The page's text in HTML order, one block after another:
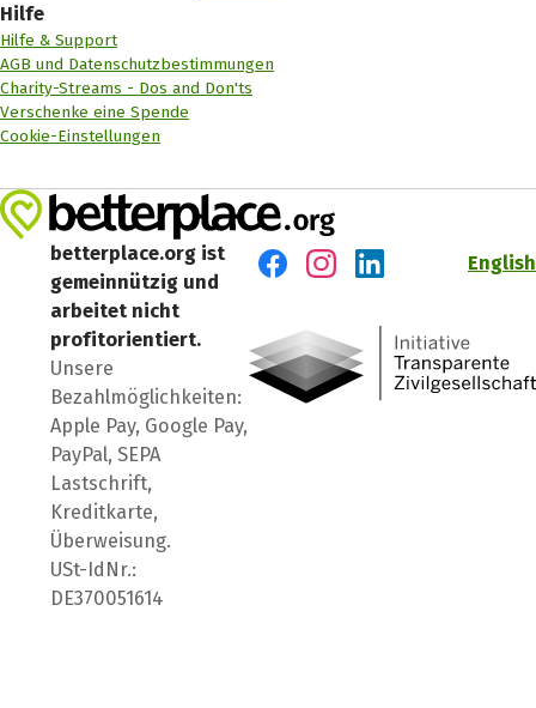
Hilfe
Hilfe & Support
AGB und Datenschutzbestimmungen
Charity-Streams - Dos and Don'ts
Verschenke eine Spende
Cookie-Einstellungen
betterplace.org ist
gemeinnützig und
arbeitet nicht
profitorientiert.
Unsere
Bezahlmöglichkeiten:
Apple Pay, Google Pay,
PayPal, SEPA
Lastschrift,
Kreditkarte,
Überweisung.
USt-IdNr.:
DE370051614
English